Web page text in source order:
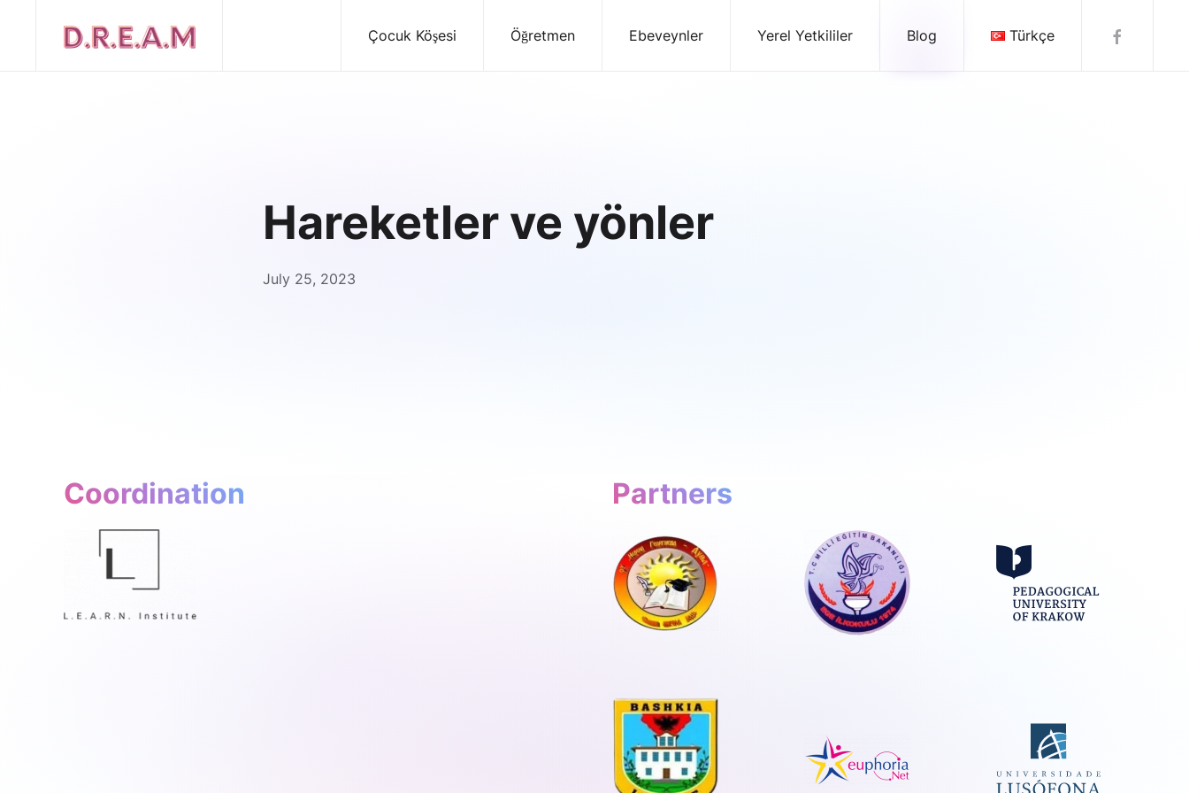
Çocuk Köşesi Öğretmen Ebeveynler Yerel Yetkililer Blog Türkçe
Hareketler ve yönler
July 25, 2023
Coordination Partners